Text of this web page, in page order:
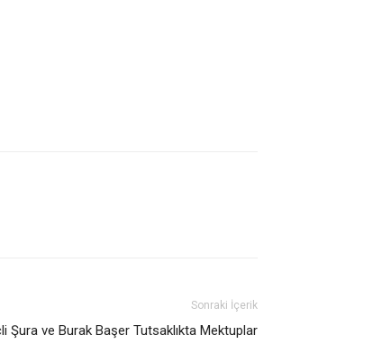
Sonraki İçerik
Şura ve Burak Başer Tutsaklıkta Mektuplar